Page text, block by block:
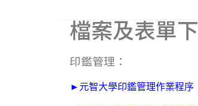
檔案及表單
印鑑管理：
►元智大學印鑑管理作業程序